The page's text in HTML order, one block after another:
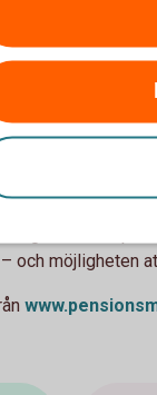
gjort ett aktivt val
dig att få koll på
och möjligheten